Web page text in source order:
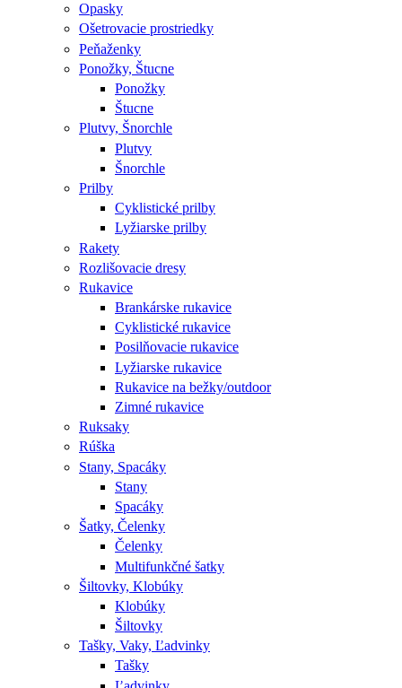
Opasky
Ošetrovacie prostriedky
Peňaženky
Ponožky, Štucne
Ponožky
Štucne
Plutvy, Šnorchle
Plutvy
Šnorchle
Prilby
Cyklistické prilby
Lyžiarske prilby
Rakety
Rozlišovacie dresy
Rukavice
Brankárske rukavice
Cyklistické rukavice
Posilňovacie rukavice
Lyžiarske rukavice
Rukavice na bežky/outdoor
Zimné rukavice
Ruksaky
Rúška
Stany, Spacáky
Stany
Spacáky
Šatky, Čelenky
Čelenky
Multifunkčné šatky
Šiltovky, Klobúky
Klobúky
Šiltovky
Tašky, Vaky, Ľadvinky
Tašky